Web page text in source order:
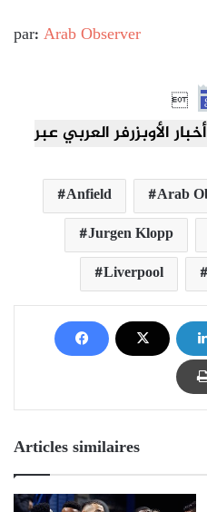
par: Arab Observer

Anfield Arab
Jurgen Klopp
Liverpool
Articles similaires